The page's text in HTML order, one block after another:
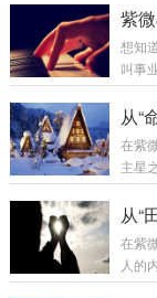
紫
想知
叫事
有“紫
有领
面有
迁。
引动
信号
在紫
主星
流向
科、
了一
1. 命
益）
从“
在紫
人的
此宫